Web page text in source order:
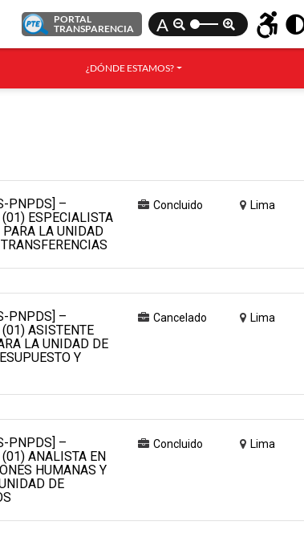
PORTAL
TRANSPARENCIA
A
¿DÓNDE ESTAMOS?
PNPDS] –
ESPECIALISTA
LA UNIDAD
Concluido Lima
PNPDS] –
ASISTENTE
LA UNIDAD DE
Y
Cancelado Lima
PNPDS] –
ANALISTA EN
HUMANAS Y
DE
Concluido Lima